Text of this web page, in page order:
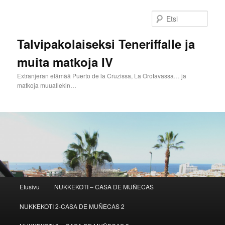
Talvipakolaiseksi Teneriffalle ja
muita matkoja IV
Extranjeran elämää Puerto de la Cruzissa, La Orotavassa… ja
matkoja muuallekin…
Etusivu NUKKEKOTI – CASA DE MUÑECAS
NUKKEKOTI 2-CASA DE MUÑECAS 2